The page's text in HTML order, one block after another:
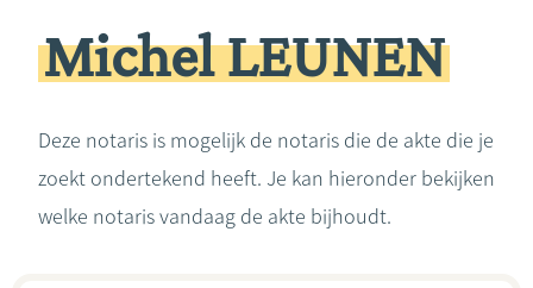
Erven & schenken
Over de notaris
Michel LEUNEN
Deze notaris is mogelijk de notaris die de akte die je
zoekt ondertekend heeft. Je kan hieronder bekijken
welke notaris vandaag de akte bijhoudt.